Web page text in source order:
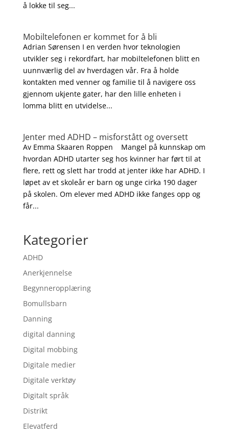
å lokke til seg...
Mobiltelefonen er kommet for å bli
Adrian Sørensen I en verden hvor teknologien
utvikler seg i rekordfart, har mobiltelefonen blitt en
uunnværlig del av hverdagen vår. Fra å holde
kontakten med venner og familie til å navigere oss
gjennom ukjente gater, har den lille enheten i
lomma blitt en utvidelse...
Jenter med ADHD – misforstått og oversett
Av Emma Skaaren Roppen Mangel på kunnskap om
hvordan ADHD utarter seg hos kvinner har ført til at
flere, rett og slett har trodd at jenter ikke har ADHD. I
løpet av et skoleår er barn og unge cirka 190 dager
på skolen. Om elever med ADHD ikke fanges opp og
får...
Kategorier
ADHD
Anerkjennelse
Begynneropplæring
Bomullsbarn
Danning
digital danning
Digital mobbing
Digitale medier
Digitale verktøy
Digitalt språk
Distrikt
Elevatferd